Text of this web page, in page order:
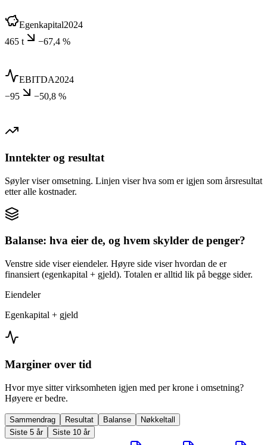
Egenkapital2024
465 t
−67,4 %
EBITDA2024
−95
−50,8 %
Inntekter og resultat
Søyler viser omsetning. Linjen viser hva som er igjen som årsresultat
etter alle kostnader.
Balanse: hva eier de, og hvem skylder de penger?
Venstre side viser eiendeler. Høyre side viser hvordan de er
finansiert (egenkapital + gjeld). Totalen er alltid lik på begge sider.
Eiendeler
Egenkapital + gjeld
Marginer over tid
Hvor mye sitter virksomheten igjen med per krone i omsetning?
Høyere er bedre.
Sammendrag Resultat Balanse
Nøkkeltall
Siste 5 år
Siste 10 år